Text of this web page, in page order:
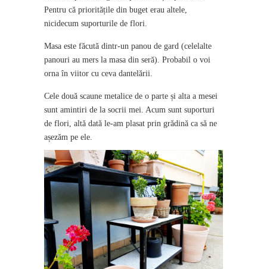
Pentru că prioritățile din buget erau altele,
nicidecum suporturile de flori.
Masa este făcută dintr-un panou de gard (celelalte
panouri au mers la masa din seră). Probabil o voi
orna în viitor cu ceva dantelării.
Cele două scaune metalice de o parte și alta a mesei
sunt amintiri de la socrii mei. Acum sunt suporturi
de flori, altă dată le-am plasat prin grădină ca să ne
așezăm pe ele.